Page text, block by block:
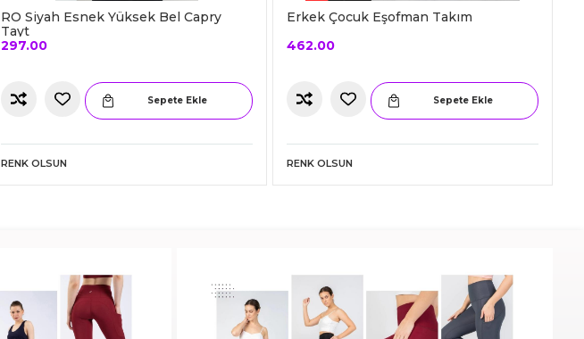
RO Siyah Esnek Yüksek Bel Capry
Tayt
297.00
Sepete Ekle
RENK OLSUN
Erkek Çocuk Eşofman Takım
462.00
Sepete Ekle
RENK OLSUN